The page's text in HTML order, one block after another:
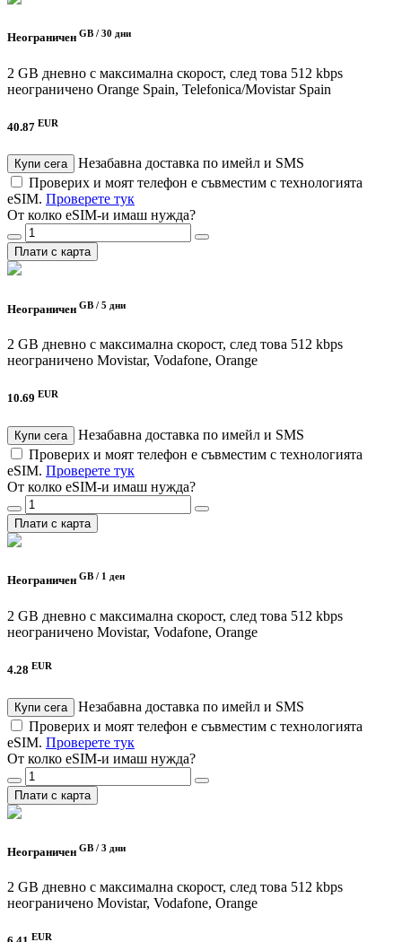
Неограничен GB / 30 дни
2 GB дневно с максимална скорост, след това 512 kbps
неограничено Orange Spain, Telefonica/Movistar Spain
40.87 EUR
Купи сега
Незабавна доставка по имейл и SMS
Проверих и моят телефон е съвместим с технологията
eSIM. Проверете тук
От колко eSIM-и имаш нужда?
Плати с карта
Неограничен GB / 5 дни
2 GB дневно с максимална скорост, след това 512 kbps
неограничено Movistar, Vodafone, Orange
10.69 EUR
Купи сега
Незабавна доставка по имейл и SMS
Проверих и моят телефон е съвместим с технологията
eSIM. Проверете тук
От колко eSIM-и имаш нужда?
Плати с карта
Неограничен GB / 1 ден
2 GB дневно с максимална скорост, след това 512 kbps
неограничено Movistar, Vodafone, Orange
4.28 EUR
Купи сега
Незабавна доставка по имейл и SMS
Проверих и моят телефон е съвместим с технологията
eSIM. Проверете тук
От колко eSIM-и имаш нужда?
Плати с карта
Неограничен GB / 3 дни
2 GB дневно с максимална скорост, след това 512 kbps
неограничено Movistar, Vodafone, Orange
EUR